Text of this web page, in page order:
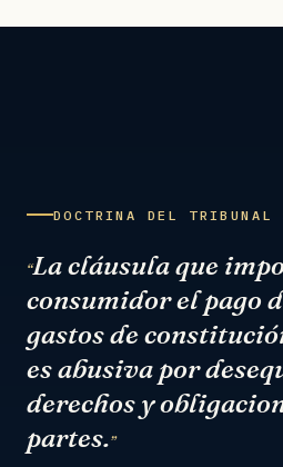
DOCTRINA DEL TRIBUNAL
“La cláusula que
consumidor el pago
gastos de
es abusiva por
derechos y
partes.”